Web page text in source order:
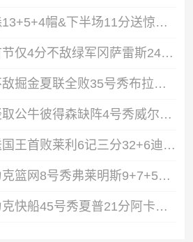
🏀夏联-杨瀚森13+5+4帽&下半场11分送惊艳妙传开拓者力克掘金
🏀夏联-国王首节仅4分不敌绿军冈萨雷斯24+10+5塞纳克10+12
🏀夏联-雷霆不敌掘金夏联全败35号秀布拉齐尔32+6马拉14+7+6
🏀夏联-爵士轻取公牛彼得森缺阵4号秀威尔逊19+8+5帽罚球6中0
🏀夏联-奇才送国王首败莱利6记三分32+6迪班萨23+7雷诺20+12
🏀夏联-老鹰力克篮网8号秀弗莱明斯9+7+5科比·约翰逊17+7
🏀夏联-国王力克快船45号秀夏普21分阿卡夫19+7瓦格勒7中1